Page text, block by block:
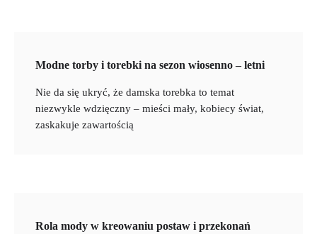
Modne torby i torebki na sezon wiosenno – letni
Nie da się ukryć, że damska torebka to temat
niezwykle wdzięczny – mieści mały, kobiecy świat,
zaskakuje zawartością
Rola mody w kreowaniu postaw i przekonań